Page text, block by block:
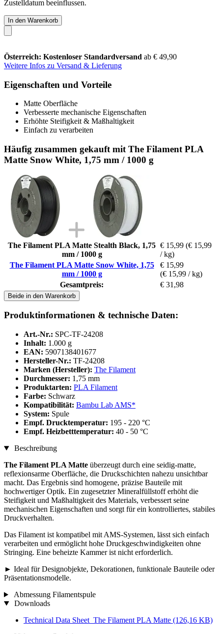
Zustelldatum beeinflussen.
In den Warenkorb
Österreich: Kostenloser Standardversand ab € 49,90
Weitere Infos zu Versand & Lieferung
Eigenschaften und Vorteile
Matte Oberfläche
Verbesserte mechanische Eigenschaften
Erhöhte Steifigkeit & Maßhaltigkeit
Einfach zu verarbeiten
Häufig zusammen gekauft mit The Filament PLA
Matte Snow White, 1,75 mm / 1000 g
The Filament PLA Matte Stealth Black, 1,75
mm / 1000 g
€ 15,99 (€ 15,99
/ kg)
The Filament PLA Matte Snow White, 1,75
mm / 1000 g
€ 15,99
(€ 15,99 / kg)
Gesamtpreis:
€ 31,98
Beide in den Warenkorb
Produktinformationen & technische Daten:
Art.-Nr.: SPC-TF-24208
Inhalt: 1.000 g
EAN: 5907138401677
Hersteller-Nr.: TF-24208
Marken (Hersteller): The Filament
Durchmesser: 1,75 mm
Produktarten: PLA Filament
Farbe: Schwarz
Kompatibilität: Bambu Lab AMS*
System: Spule
Empf. Drucktemperatur: 195 - 220 °C
Empf. Heizbetttemperatur: 40 - 50 °C
Beschreibung
The Filament PLA Matte überzeugt durch eine seidig-matte,
reflexionsarme Oberfläche, die Druckschichten nahezu unsichtbar
macht. Das Ergebnis sind homogene, präzise Bauteile mit
hochwertiger Optik. Ein zugesetzter Mineralfüllstoff erhöht die
Steifigkeit und Maßhaltigkeit des Materials, verbessert seine
mechanischen Eigenschaften und sorgt für ein kontrolliertes, stabiles
Druckverhalten.
Das Filament ist kompatibel mit AMS-Systemen, lässt sich einfach
verarbeiten und ermöglicht hohe Druckgeschwindigkeiten ohne
Stringing. Eine beheizte Kammer ist nicht erforderlich.
► Ideal für Designobjekte, Dekorationen, funktionale Bauteile oder
Präsentationsmodelle.
Abmessung Filamentspule
Downloads
Technical Data Sheet_The Filament PLA Matte (126,16 KB)